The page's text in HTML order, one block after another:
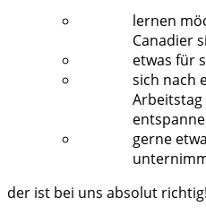
lernen
Canadier
etwas für
sich nach
Arbeitstag
gerne
der ist bei uns absolut richtig!